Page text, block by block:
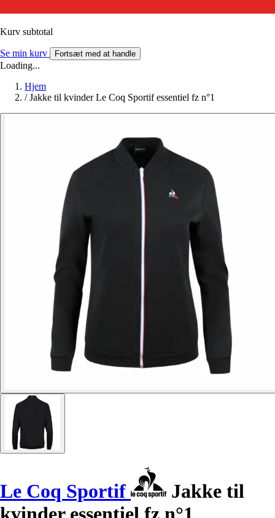
Kurv subtotal
Se min kurv Fortsæt med at handle
Loading...
Hjem
/ Jakke til kvinder Le Coq Sportif essentiel fz n°1
Le Coq Sportif
Jakke til